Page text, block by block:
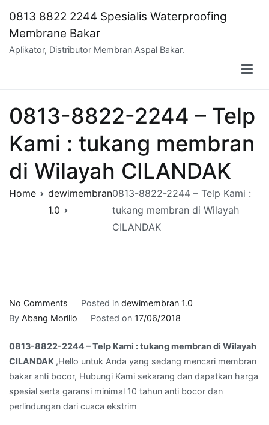
content
0813 8822 2244 Spesialis Waterproofing
Membrane Bakar
Aplikator, Distributor Membran Aspal Bakar.
0813-8822-2244 – Telp
Kami : tukang membran
di Wilayah CILANDAK
Home
dewimembran
1.0
0813-8822-2244 – Telp Kami :
tukang membran di Wilayah
CILANDAK
No Comments
0813-
2244
–
Telp
Kami
:
Posted in dewimembran 1.0
By Abang Morillo Posted on 17/06/2018
0813-8822-2244 – Telp Kami : tukang membran di Wilayah
CILANDAK ,Hello untuk Anda yang sedang mencari membran
bakar anti bocor, Hubungi Kami sekarang dan dapatkan harga
spesial serta garansi minimal 10 tahun anti bocor dan
perlindungan dari cuaca ekstrim